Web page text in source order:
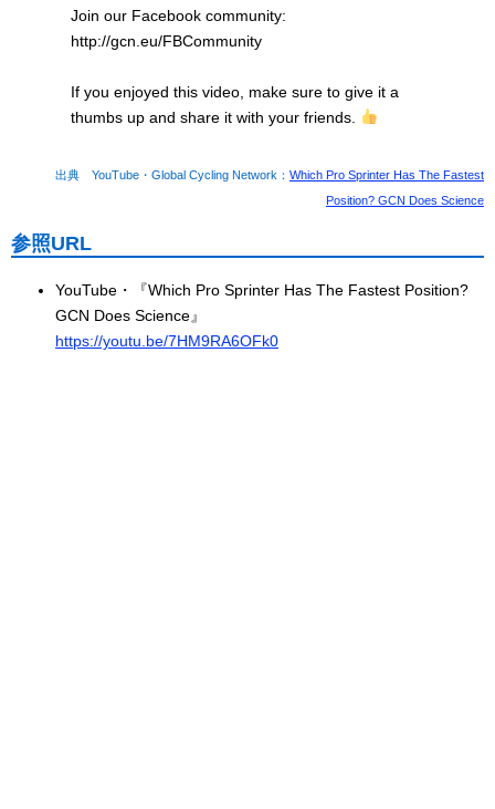
Join our Facebook community:
http://gcn.eu/FBCommunity
If you enjoyed this video, make sure to give it a
thumbs up and share it with your friends.
出典 YouTube・Global Cycling Network： Which Pro Sprinter Has The Fastest
Position? GCN Does Science
参照URL
YouTube・『Which Pro Sprinter Has The Fastest Position?
GCN Does Science』
https://youtu.be/7HM9RA6OFk0